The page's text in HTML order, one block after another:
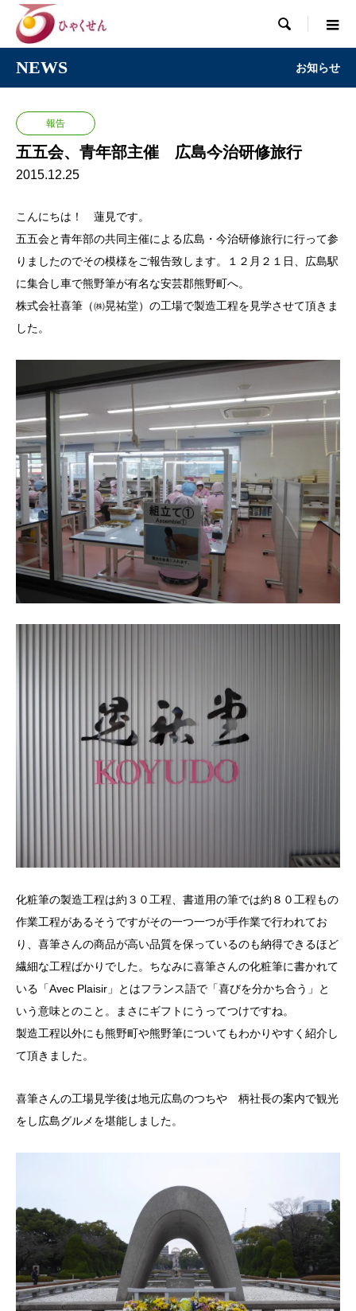

NEWS お知らせ
報告
五五会、青年部主催 広島今治研修旅行
2015.12.25
こんにちは！ 蓮見です。
五五会と青年部の共同主催による広島・今治研修旅行に行って参
りましたのでその模様をご報告致します。１２月２１日、広島駅
に集合し車で熊野筆が有名な安芸郡熊野町へ。
株式会社喜筆（㈱晃祐堂）の工場で製造工程を見学させて頂きま
した。
化粧筆の製造工程は約３０工程、書道用の筆では約８０工程もの
作業工程があるそうですがその一つ一つが手作業で行われてお
り、喜筆さんの商品が高い品質を保っているのも納得できるほど
繊細な工程ばかりでした。ちなみに喜筆さんの化粧筆に書かれて
いる「Avec Plaisir」とはフランス語で「喜びを分かち合う」と
いう意味とのこと。まさにギフトにうってつけですね。
製造工程以外にも熊野町や熊野筆についてもわかりやすく紹介し
て頂きました。
喜筆さんの工場見学後は地元広島のつちや 柄社長の案内で観光
をし広島グルメを堪能しました。